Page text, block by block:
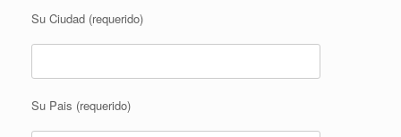
Su Ciudad (requerido)
Su Pais (requerido)